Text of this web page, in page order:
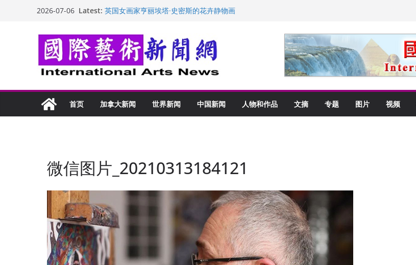
2026-07-06 Latest: 英国女画家亨丽埃塔·史密斯的花卉静物画
苏方 ：“字”得其乐
“梵心”归处：一场展览 连着攀枝花的千里乡愁
首页 加拿大新闻 世界新闻 中国新闻 人物和作品 文摘 专题 图片 视频
微信图片_20210313184121